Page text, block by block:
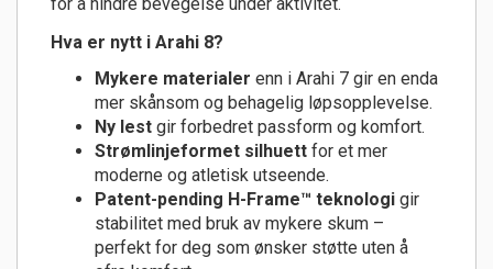
Hva er nytt i Arahi 8?
Mykere materialer enn i Arahi 7 gir en enda
mer skånsom og behagelig løpsopplevelse.
Ny lest gir forbedret passform og komfort.
Strømlinjeformet silhuett for et mer
moderne og atletisk utseende.
Patent-pending H-Frame™ teknologi gir
stabilitet med bruk av mykere skum –
perfekt for deg som ønsker støtte uten å